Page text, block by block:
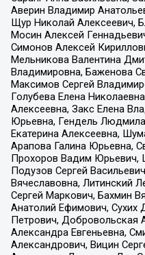
Аверин Владимир
Щур Николай Алексеевич,
Мосин Алексей
Симонов Алексей
Мельникова Валентина
Владимировна, Баженова
Максимов Сергей
Голубева Елена
Алексеевна, Закс Елена
Юрьевна, Гендель
Екатерина Алексеевна,
Арапова Галина Юрьевна,
Прохоров Вадим Юрьевич,
Подузов Сергей
Вячеславовна, Литинский
Сергей Маркович, Бахмин
Анатолий Ефимович, Сухих
Петрович, Добровольская
Александра Евгеньевна,
Александрович, Вицин